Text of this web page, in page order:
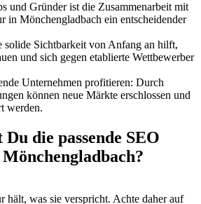
und Gründer ist die Zusammenarbeit mit
in Mönchengladbach ein entscheidender
solide Sichtbarkeit von Anfang an hilft,
und sich gegen etablierte Wettbewerber
Unternehmen profitieren: Durch
können neue Märkte erschlossen und
werden.
die passende SEO
hält, was sie verspricht. Achte daher auf